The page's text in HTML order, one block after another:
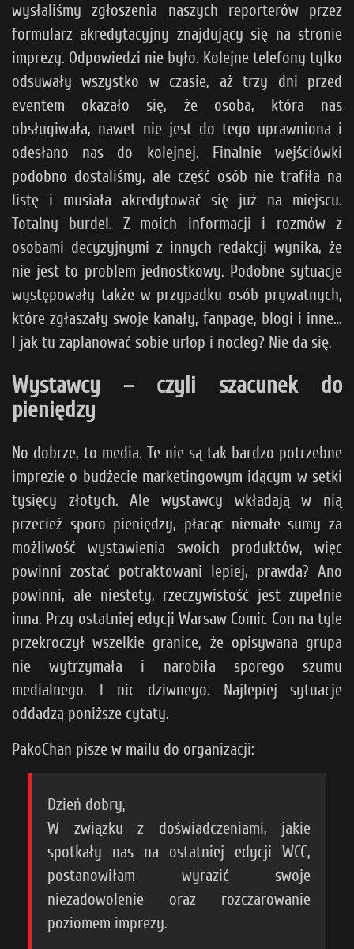
wysłaliśmy zgłoszenia naszych reporterów przez
formularz akredytacyjny znajdujący się na stronie
imprezy. Odpowiedzi nie było. Kolejne telefony tylko
odsuwały wszystko w czasie, aż trzy dni przed
eventem okazało się, że osoba, która nas
obsługiwała, nawet nie jest do tego uprawniona i
odesłano nas do kolejnej. Finalnie wejściówki
podobno dostaliśmy, ale część osób nie trafiła na
listę i musiała akredytować się już na miejscu.
Totalny burdel. Z moich informacji i rozmów z
osobami decyzyjnymi z innych redakcji wynika, że
nie jest to problem jednostkowy. Podobne sytuacje
występowały także w przypadku osób prywatnych,
które zgłaszały swoje kanały, fanpage, blogi i inne…
I jak tu zaplanować sobie urlop i nocleg? Nie da się.
Wystawcy – czyli szacunek do
pieniędzy
No dobrze, to media. Te nie są tak bardzo potrzebne
imprezie o budżecie marketingowym idącym w setki
tysięcy złotych. Ale wystawcy wkładają w nią
przecież sporo pieniędzy, płacąc niemałe sumy za
możliwość wystawienia swoich produktów, więc
powinni zostać potraktowani lepiej, prawda? Ano
powinni, ale niestety, rzeczywistość jest zupełnie
inna. Przy ostatniej edycji Warsaw Comic Con na tyle
przekroczył wszelkie granice, że opisywana grupa
nie wytrzymała i narobiła sporego szumu
medialnego. I nic dziwnego. Najlepiej sytuacje
oddadzą poniższe cytaty.
PakoChan pisze w mailu do organizacji:
Dzień dobry,
W związku z doświadczeniami, jakie
spotkały nas na ostatniej edycji WCC,
postanowiłam wyrazić swoje
niezadowolenie oraz rozczarowanie
poziomem imprezy.